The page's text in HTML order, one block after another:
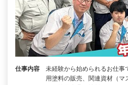
仕事内容
未経験から始められるお仕事
用塗料の販売、関連資材（マ